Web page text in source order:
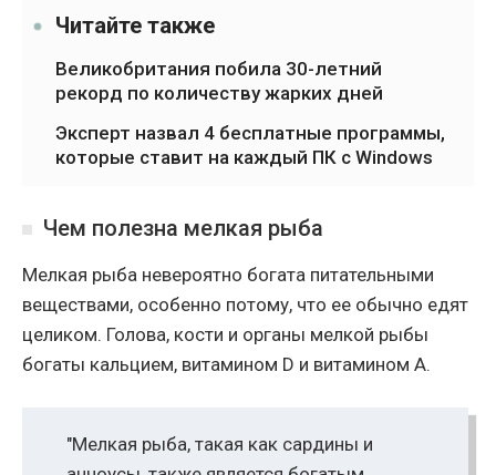
Читайте также
Великобритания побила 30-летний
рекорд по количеству жарких дней
Эксперт назвал 4 бесплатные программы,
которые ставит на каждый ПК с Windows
Чем полезна мелкая рыба
Мелкая рыба невероятно богата питательными
веществами, особенно потому, что ее обычно едят
целиком. Голова, кости и органы мелкой рыбы
богаты кальцием, витамином D и витамином А.
"Мелкая рыба, такая как сардины и